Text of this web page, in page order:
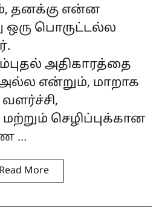
தனக்கு என்ன
ஒரு பொருட்டல்ல
அதிகாரத்தை
என்றும், மாறாக
செழிப்புக்கான
...
Read More